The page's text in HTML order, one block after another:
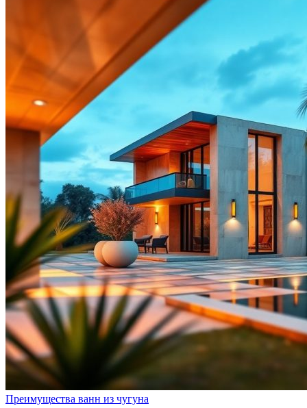
Преимущества ванн из чугуна